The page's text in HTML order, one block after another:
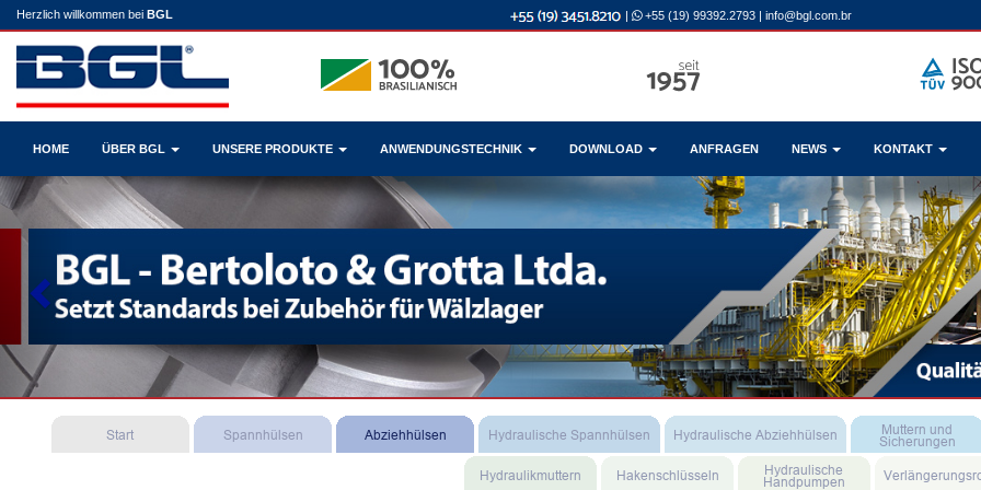
Herzlich willkommen bei BGL | +55 (19) 99392.2793 | info@bgl.com.br
HOME ÜBER BGL UNSERE PRODUKTE ANWENDUNGSTECHNIK DOWNLOAD ANFRAGEN NEWS KONTAKT
Previous